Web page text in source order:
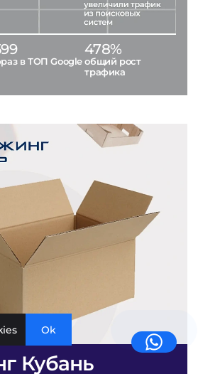
Кубань
в ТОП Google
478%
общий рост
трафика
Ok